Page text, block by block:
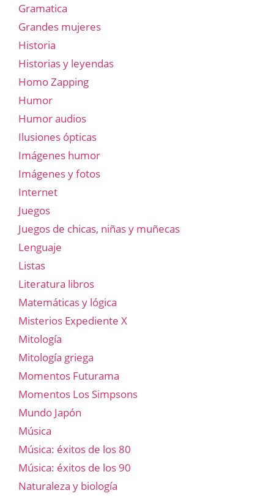
Gramatica
Grandes mujeres
Historia
Historias y leyendas
Homo Zapping
Humor
Humor audios
Ilusiones ópticas
Imágenes humor
Imágenes y fotos
Internet
Juegos
Juegos de chicas, niñas y muñecas
Lenguaje
Listas
Literatura libros
Matemáticas y lógica
Misterios Expediente X
Mitología
Mitología griega
Momentos Futurama
Momentos Los Simpsons
Mundo Japón
Música
Música: éxitos de los 80
Música: éxitos de los 90
Naturaleza y biología